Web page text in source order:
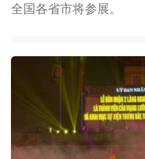
全国各省市将参展。